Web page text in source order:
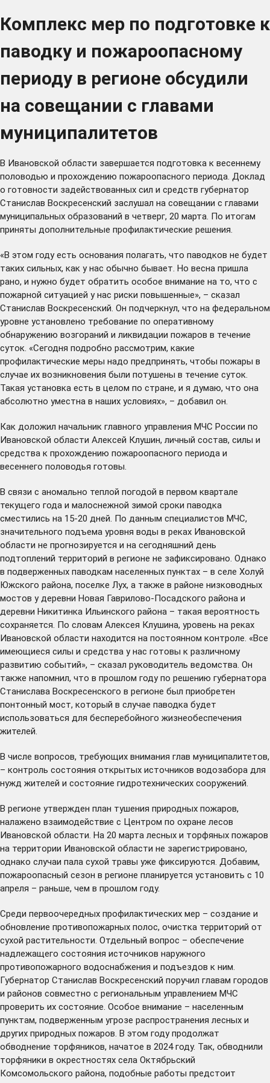
Комплекс мер по подготовке к
паводку и пожароопасному
периоду в регионе обсудили
на совещании с главами
муниципалитетов
В Ивановской области завершается подготовка к весеннему
половодью и прохождению пожароопасного периода. Доклад
о готовности задействованных сил и средств губернатор
Станислав Воскресенский заслушал на совещании с главами
муниципальных образований в четверг, 20 марта. По итогам
приняты дополнительные профилактические решения.
«В этом году есть основания полагать, что паводков не будет
таких сильных, как у нас обычно бывает. Но весна пришла
рано, и нужно будет обратить особое внимание на то, что с
пожарной ситуацией у нас риски повышенные», – сказал
Станислав Воскресенский. Он подчеркнул, что на федеральном
уровне установлено требование по оперативному
обнаружению возгораний и ликвидации пожаров в течение
суток. «Сегодня подробно рассмотрим, какие
профилактические меры надо предпринять, чтобы пожары в
случае их возникновения были потушены в течение суток.
Такая установка есть в целом по стране, и я думаю, что она
абсолютно уместна в наших условиях», – добавил он.
Как доложил начальник главного управления МЧС России по
Ивановской области Алексей Клушин, личный состав, силы и
средства к прохождению пожароопасного периода и
весеннего половодья готовы.
В связи с аномально теплой погодой в первом квартале
текущего года и малоснежной зимой сроки паводка
сместились на 15-20 дней. По данным специалистов МЧС,
значительного подъема уровня воды в реках Ивановской
области не прогнозируется и на сегодняшний день
подтоплений территорий в регионе не зафиксировано. Однако
в подверженных паводкам населенных пунктах – в селе Холуй
Южского района, поселке Лух, а также в районе низководных
мостов у деревни Новая Гаврилово-Посадского района и
деревни Никитинка Ильинского района – такая вероятность
сохраняется. По словам Алексея Клушина, уровень на реках
Ивановской области находится на постоянном контроле. «Все
имеющиеся силы и средства у нас готовы к различному
развитию событий», – сказал руководитель ведомства. Он
также напомнил, что в прошлом году по решению губернатора
Станислава Воскресенского в регионе был приобретен
понтонный мост, который в случае паводка будет
использоваться для бесперебойного жизнеобеспечения
жителей.
В числе вопросов, требующих внимания глав муниципалитетов,
– контроль состояния открытых источников водозабора для
нужд жителей и состояние гидротехнических сооружений.
В регионе утвержден план тушения природных пожаров,
налажено взаимодействие с Центром по охране лесов
Ивановской области. На 20 марта лесных и торфяных пожаров
на территории Ивановской области не зарегистрировано,
однако случаи пала сухой травы уже фиксируются. Добавим,
пожароопасный сезон в регионе планируется установить с 10
апреля – раньше, чем в прошлом году.
Среди первоочередных профилактических мер – создание и
обновление противопожарных полос, очистка территорий от
сухой растительности. Отдельный вопрос – обеспечение
надлежащего состояния источников наружного
противопожарного водоснабжения и подъездов к ним.
Губернатор Станислав Воскресенский поручил главам городов
и районов совместно с региональным управлением МЧС
проверить их состояние. Особое внимание – населенным
пунктам, подверженным угрозе распространения лесных и
других природных пожаров. В этом году продолжат
обводнение торфяников, начатое в 2024 году. Так, обводнили
торфяники в окрестностях села Октябрьский
Комсомольского района, подобные работы предстоит